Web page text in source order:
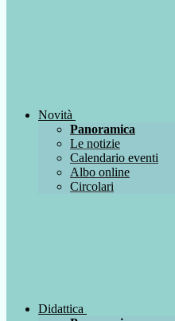
Novità
Panoramica
Le notizie
Calendario eventi
Albo online
Circolari
Didattica